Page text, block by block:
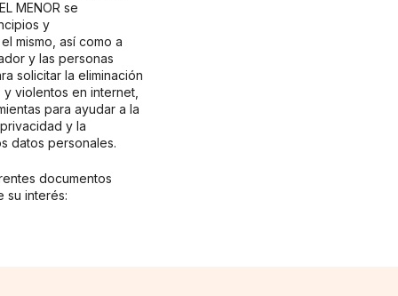
MENOR se
y
mismo, así como a
y las personas
solicitar la eliminación
violentos en internet,
para ayudar a la
y la
datos personales.
documentos
su interés: